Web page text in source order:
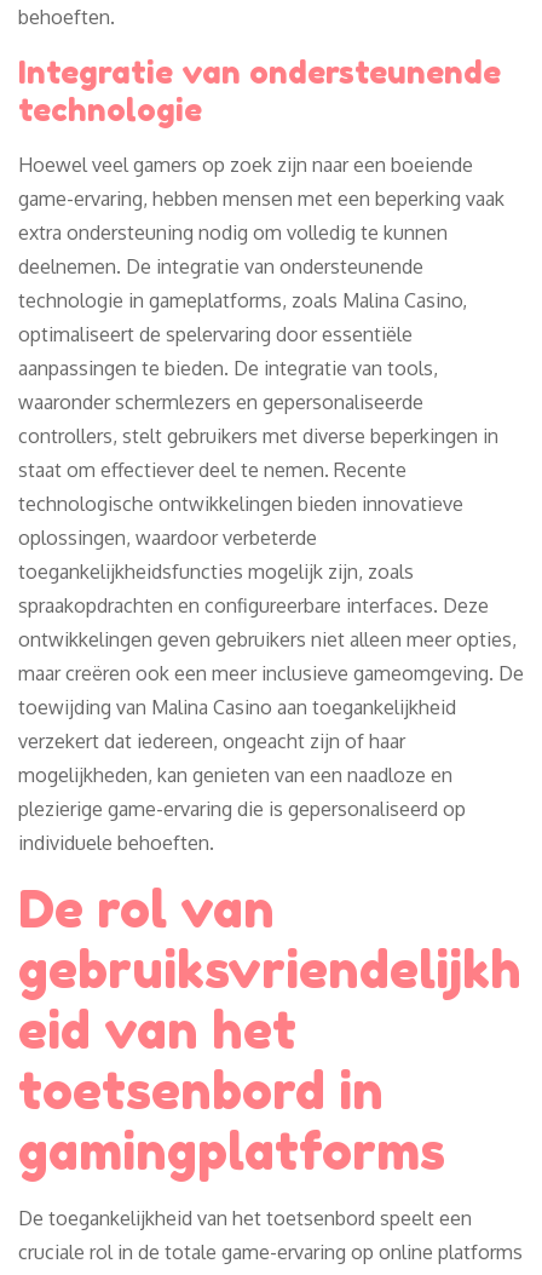
behoeften.
Integratie van ondersteunende
technologie
Hoewel veel gamers op zoek zijn naar een boeiende
game-ervaring, hebben mensen met een beperking vaak
extra ondersteuning nodig om volledig te kunnen
deelnemen. De integratie van ondersteunende
technologie in gameplatforms, zoals Malina Casino,
optimaliseert de spelervaring door essentiële
aanpassingen te bieden. De integratie van tools,
waaronder schermlezers en gepersonaliseerde
controllers, stelt gebruikers met diverse beperkingen in
staat om effectiever deel te nemen. Recente
technologische ontwikkelingen bieden innovatieve
oplossingen, waardoor verbeterde
toegankelijkheidsfuncties mogelijk zijn, zoals
spraakopdrachten en configureerbare interfaces. Deze
ontwikkelingen geven gebruikers niet alleen meer opties,
maar creëren ook een meer inclusieve gameomgeving. De
toewijding van Malina Casino aan toegankelijkheid
verzekert dat iedereen, ongeacht zijn of haar
mogelijkheden, kan genieten van een naadloze en
plezierige game-ervaring die is gepersonaliseerd op
individuele behoeften.
De rol van
gebruiksvriendelijkh
eid van het
toetsenbord in
gamingplatforms
De toegankelijkheid van het toetsenbord speelt een
cruciale rol in de totale game-ervaring op online platforms